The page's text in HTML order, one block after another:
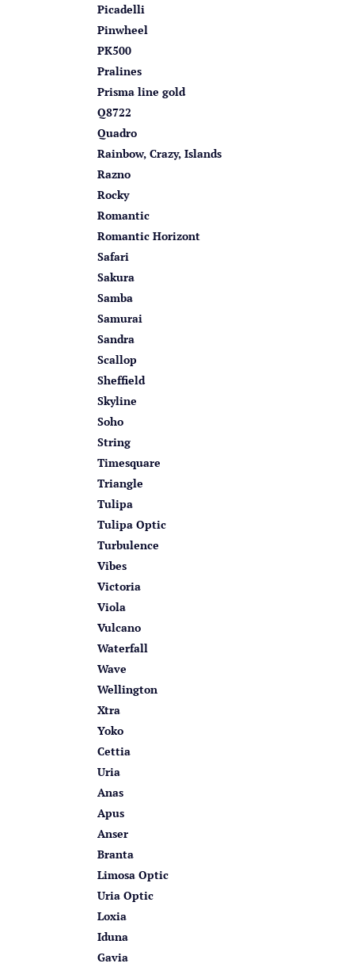
Picadelli
Pinwheel
PK500
Pralines
Prisma line gold
Q8722
Quadro
Rainbow, Crazy, Islands
Razno
Rocky
Romantic
Romantic Horizont
Safari
Sakura
Samba
Samurai
Sandra
Scallop
Sheffield
Skyline
Soho
String
Timesquare
Triangle
Tulipa
Tulipa Optic
Turbulence
Vibes
Victoria
Viola
Vulcano
Waterfall
Wave
Wellington
Xtra
Yoko
Cettia
Uria
Anas
Apus
Anser
Branta
Limosa Optic
Uria Optic
Loxia
Iduna
Gavia